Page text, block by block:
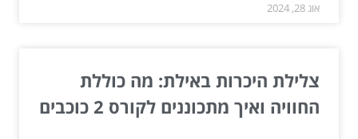
אוג 28, 2024
צלילת היכרות באילת: מה כוללת
החוויה ואיך מתכוננים לקורס 2 כוכבים